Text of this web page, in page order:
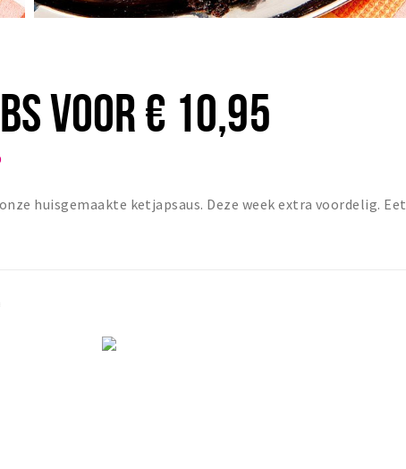
VOOR € 10,95
huisgemaakte ketjapsaus. Deze week extra voordelig. Eet